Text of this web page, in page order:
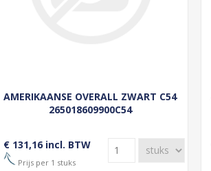
AMERIKAANSE OVERALL ZWART C54
265018609900C54
€ 131,16 incl. BTW
Prijs per 1 stuks